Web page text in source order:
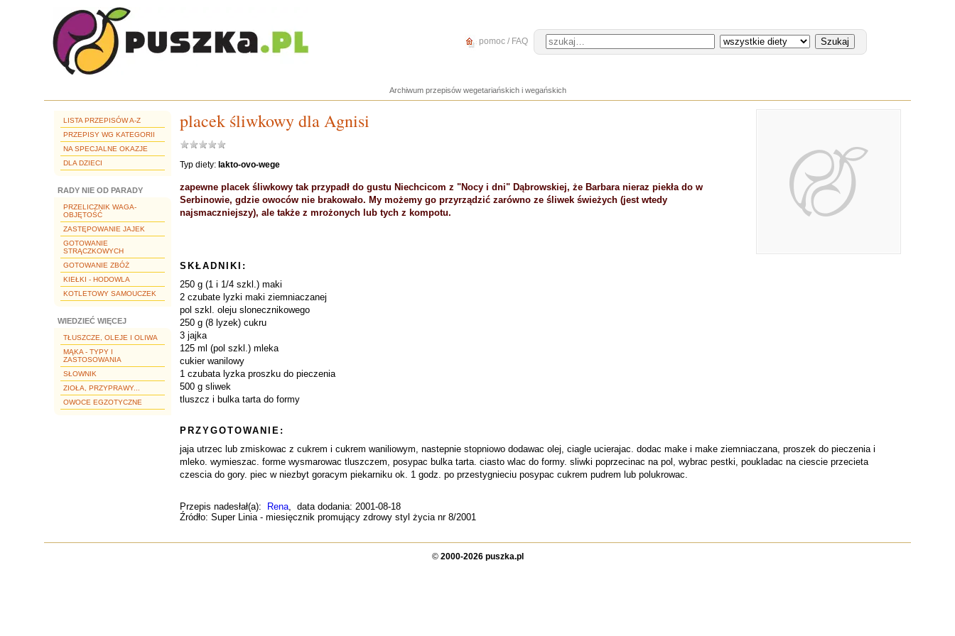
pomoc / FAQ
Archiwum przepisów wegetariańskich i wegańskich
LISTA PRZEPISÓW A-Z
PRZEPISY WG KATEGORII
NA SPECJALNE OKAZJE
DLA DZIECI
RADY NIE OD PARADY
PRZELICZNIK WAGA-
OBJĘTOŚĆ
ZASTĘPOWANIE JAJEK
GOTOWANIE
STRĄCZKOWYCH
GOTOWANIE ZBÓŻ
KIEŁKI - HODOWLA
KOTLETOWY SAMOUCZEK
WIEDZIEĆ WIĘCEJ
TŁUSZCZE, OLEJE I OLIWA
MĄKA - TYPY I
ZASTOSOWANIA
SŁOWNIK
ZIOŁA, PRZYPRAWY...
OWOCE EGZOTYCZNE
placek śliwkowy dla Agnisi
Typ diety: lakto-ovo-wege
zapewne placek śliwkowy tak przypadł do gustu Niechcicom z "Nocy i dni" Dąbrowskiej, że Barbara nieraz piekła do w
Serbinowie, gdzie owoców nie brakowało. My możemy go przyrządzić zarówno ze śliwek świeżych (jest wtedy
najsmaczniejszy), ale także z mrożonych lub tych z kompotu.
SKŁADNIKI:
250 g (1 i 1/4 szkl.) maki
2 czubate lyzki maki ziemniaczanej
pol szkl. oleju slonecznikowego
250 g (8 lyzek) cukru
3 jajka
125 ml (pol szkl.) mleka
cukier wanilowy
1 czubata lyzka proszku do pieczenia
500 g sliwek
tluszcz i bulka tarta do formy
PRZYGOTOWANIE:
jaja utrzec lub zmiskowac z cukrem i cukrem waniliowym, nastepnie stopniowo dodawac olej, ciagle ucierajac. dodac make i make ziemniaczana, proszek do pieczenia i
mleko. wymieszac. forme wysmarowac tluszczem, posypac bulka tarta. ciasto wlac do formy. sliwki poprzecinac na pol, wybrac pestki, poukladac na ciescie przecieta
czescia do gory. piec w niezbyt goracym piekarniku ok. 1 godz. po przestygnieciu posypac cukrem pudrem lub polukrowac.
Przepis nadesłał(a): Rena, data dodania: 2001-08-18
Źródło: Super Linia - miesięcznik promujący zdrowy styl życia nr 8/2001
© 2000-2026 puszka.pl